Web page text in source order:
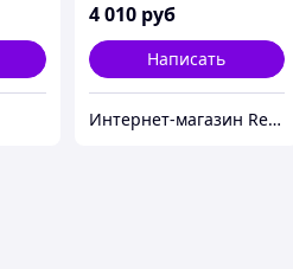
4 010 руб
Написать
Интернет-магазин Red Storm